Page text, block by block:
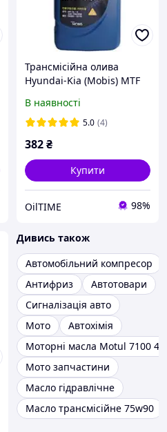
Трансмісійна олива
Hyundai-Kia (Mobis) MTF
В наявності
5.0 (4)
382₴
Купити
OilTIME 98%
Дивись також
Автомобільний компресор
Антифриз
Автотовари
Сигналізація авто
Мото
Автохімія
Моторні масла Motul 7100 4T
Мото запчастини
Масло гідравлічне
Масло трансмісійне 75w90